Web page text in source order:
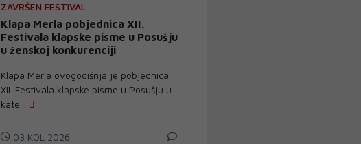
ZAVRŠEN FESTIVAL
Klapa Merla pobjednica XII.
Festivala klapske pisme u Posušju
u ženskoj konkurenciji
Klapa Merla ovogodišnja je pobjednica
XII. Festivala klapske pisme u Posušju u
kate...
03 KOL 2026